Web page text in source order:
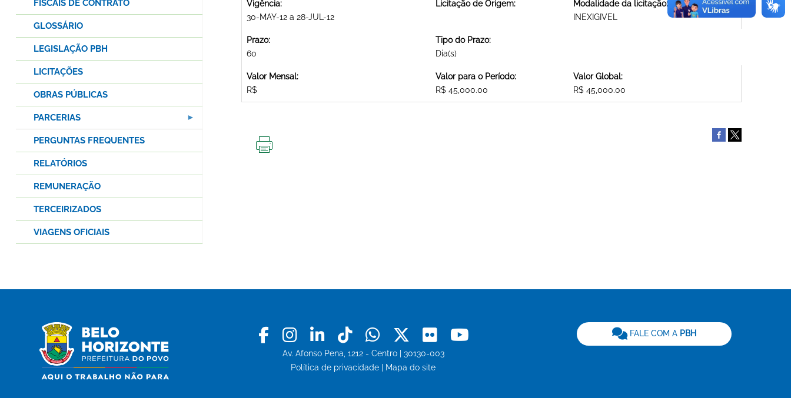
Vigência:
30-MAY-12 a 28-JUL-12
Licitação de Origem:
Modalidade da licitação:
INEXIGIVEL
Prazo:
60
Tipo do Prazo:
Dia(s)
Valor Mensal:
R$
Valor para o Período:
R$ 45,000.00
Valor Global:
R$ 45,000.00
FISCAIS DE CONTRATO
GLOSSÁRIO
LEGISLAÇÃO PBH
LICITAÇÕES
OBRAS PÚBLICAS
PARCERIAS
PERGUNTAS FREQUENTES
RELATÓRIOS
REMUNERAÇÃO
TERCEIRIZADOS
VIAGENS OFICIAIS
Facebook
Instagram
LinkedinTiktokWhatsapp
X Flickr
Av. Afonso Pena, 1212 - Centro | 30130-003
Política de privacidade
Mapa do site
FALE COM A PBH